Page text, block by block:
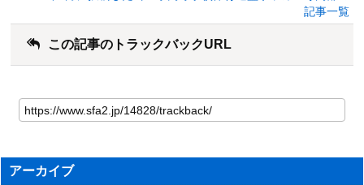
記事一覧
この記事のトラックバックURL
アーカイブ